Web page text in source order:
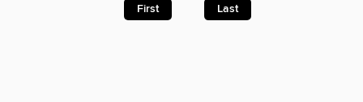
First Last